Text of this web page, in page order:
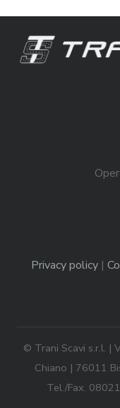
Privacy policy|
© Trani Scavi s.r.l. |
Chiano | 76011
Tel./Fax.